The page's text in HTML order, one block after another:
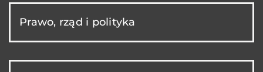
Prawo, rząd i polityka